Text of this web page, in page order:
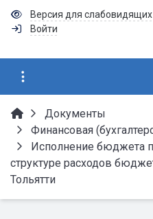
Версия для слабовидящих
Войти
Документы
Финансовая
Исполнение бюджета
структуре расходов
Тольятти